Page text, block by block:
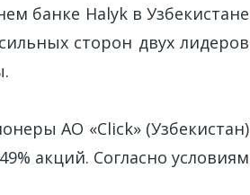
банке Halyk в Узбекистане
сторон двух лидеров
АО «Click» (Узбекистан)
акций. Согласно условиям